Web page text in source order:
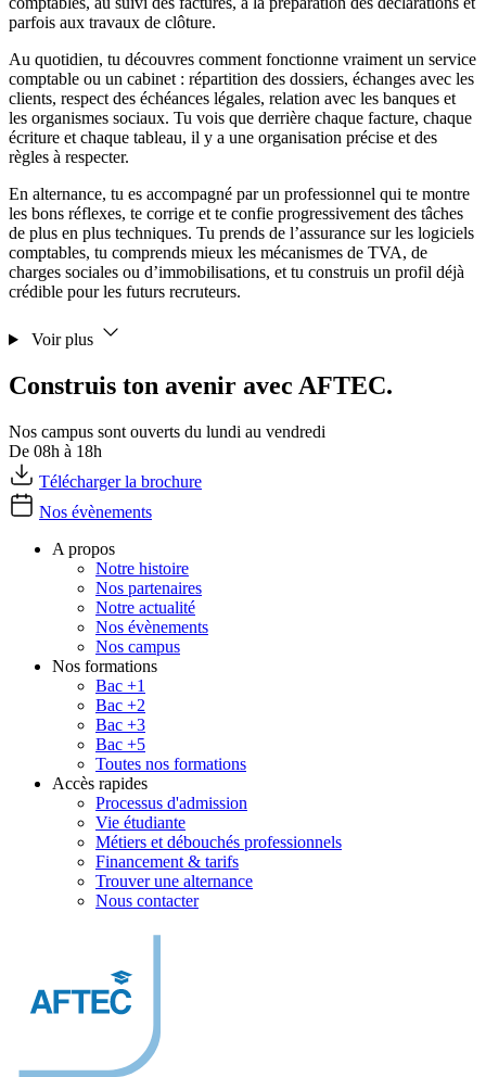
parfois aux travaux de clôture.
Au quotidien, tu découvres comment fonctionne vraiment un service
comptable ou un cabinet : répartition des dossiers, échanges avec les
clients, respect des échéances légales, relation avec les banques et
les organismes sociaux. Tu vois que derrière chaque facture, chaque
écriture et chaque tableau, il y a une organisation précise et des
règles à respecter.
En alternance, tu es accompagné par un professionnel qui te montre
les bons réflexes, te corrige et te confie progressivement des tâches
de plus en plus techniques. Tu prends de l’assurance sur les logiciels
comptables, tu comprends mieux les mécanismes de TVA, de
charges sociales ou d’immobilisations, et tu construis un profil déjà
crédible pour les futurs recruteurs.
Voir plus
Construis ton avenir avec AFTEC.
Nos campus sont ouverts du lundi au vendredi
De 08h à 18h
Télécharger la brochure
Nos évènements
A propos
Notre histoire
Nos partenaires
Notre actualité
Nos évènements
Nos campus
Nos formations
Bac +1
Bac +2
Bac +3
Bac +5
Toutes nos formations
Accès rapides
Processus d'admission
Vie étudiante
Métiers et débouchés professionnels
Financement & tarifs
Trouver une alternance
Nous contacter